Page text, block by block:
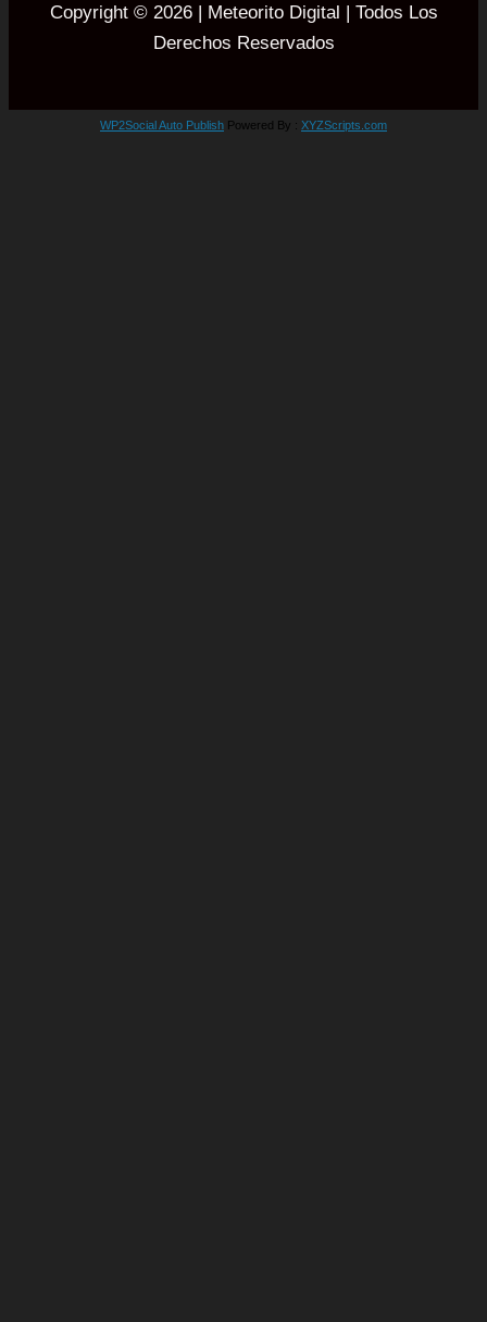
Copyright © 2026 | Meteorito Digital | Todos Los
Derechos Reservados
WP2Social Auto Publish Powered By : XYZScripts.com